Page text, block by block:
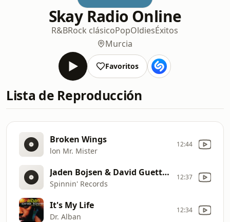
Skay Radio Online
R&BRock clásicoPopOldiesÉxitos
Murcia
Favoritos
Lista de Reproducción
Broken Wings
lon Mr. Mister
12:44
Jaden Bojsen & David Guetta - Upside Down (Official Audio)
Spinnin' Records
12:37
It's My Life
Dr. Alban
12:34